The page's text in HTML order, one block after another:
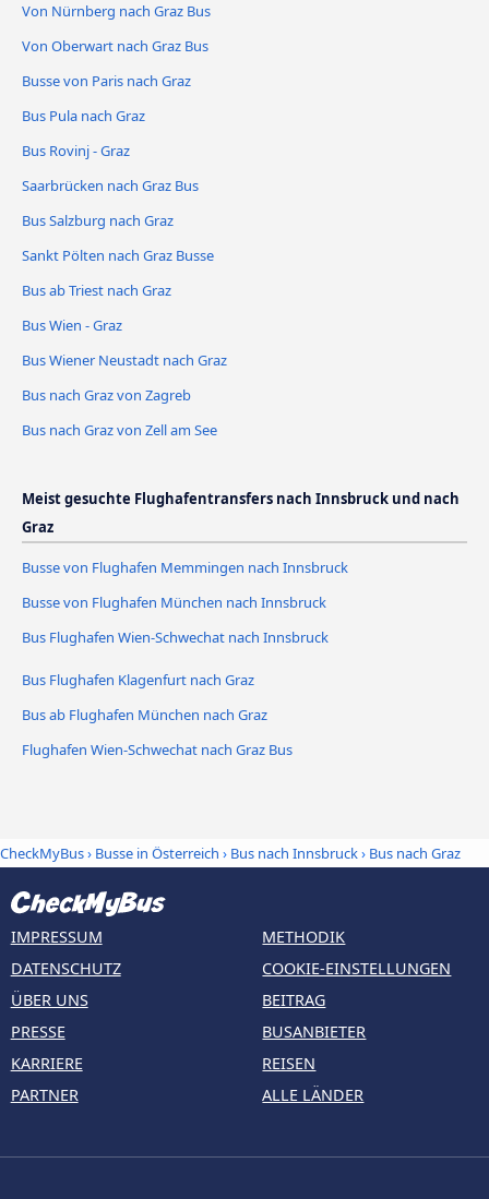
Von Nürnberg nach Graz Bus
Von Oberwart nach Graz Bus
Busse von Paris nach Graz
Bus Pula nach Graz
Bus Rovinj - Graz
Saarbrücken nach Graz Bus
Bus Salzburg nach Graz
Sankt Pölten nach Graz Busse
Bus ab Triest nach Graz
Bus Wien - Graz
Bus Wiener Neustadt nach Graz
Bus nach Graz von Zagreb
Bus nach Graz von Zell am See
Meist gesuchte Flughafentransfers nach Innsbruck und nach
Graz
Busse von Flughafen Memmingen nach Innsbruck
Busse von Flughafen München nach Innsbruck
Bus Flughafen Wien-Schwechat nach Innsbruck
Bus Flughafen Klagenfurt nach Graz
Bus ab Flughafen München nach Graz
Flughafen Wien-Schwechat nach Graz Bus
CheckMyBus› Busse in Österreich › Bus nach Innsbruck› Bus nach Graz
IMPRESSUM
DATENSCHUTZ
ÜBER UNS
PRESSE
KARRIERE
PARTNER
METHODIK
COOKIE-EINSTELLUNGEN
BEITRAG
BUSANBIETER
REISEN
ALLE LÄNDER